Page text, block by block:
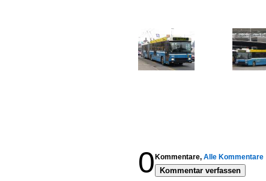
0 Kommentare, Alle Kommentare
Kommentar verfassen